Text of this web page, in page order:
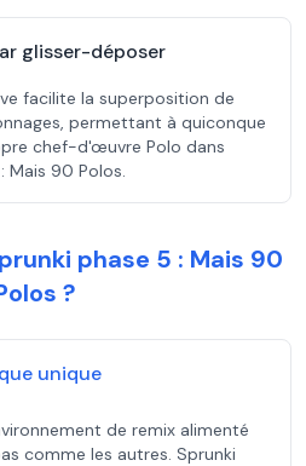
glisser-déposer
facilite la superposition de
permettant à quiconque
chef-d'œuvre Polo dans
Mais 90 Polos.
phase 5 : Mais 90
?
unique
de remix alimenté
comme les autres. Sprunki